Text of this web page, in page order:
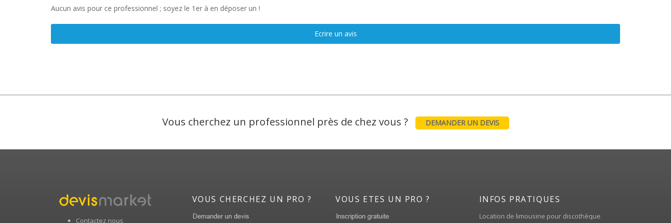
Aucun avis pour ce professionnel ; soyez le 1er à en déposer un !
Ecrire un avis
Vous cherchez un professionnel près de chez vous ? DEMANDER UN DEVIS
Contactez nous
VOUS CHERCHEZ UN PRO ? VOUS ETES UN PRO ? INFOS PRATIQUES
Location de limousine pour discothèque